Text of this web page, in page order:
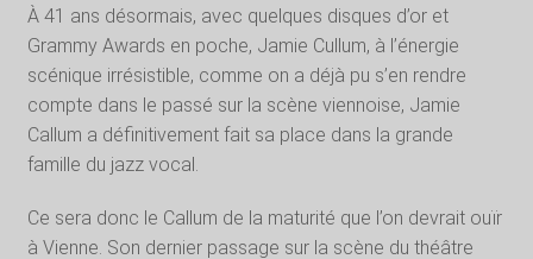
À 41 ans désormais, avec quelques disques d’or et
Grammy Awards en poche, Jamie Cullum, à l’énergie
scénique irrésistible, comme on a déjà pu s’en rendre
compte dans le passé sur la scène viennoise, Jamie
Callum a définitivement fait sa place dans la grande
famille du jazz vocal.
Ce sera donc le Callum de la maturité que l’on devrait ouïr
à Vienne. Son dernier passage sur la scène du théâtre